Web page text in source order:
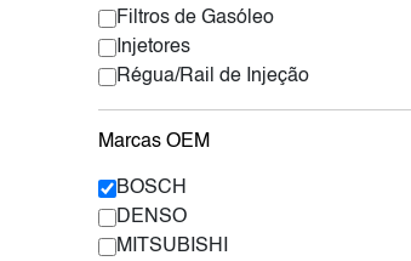
Filtros de Gasóleo
Injetores
Régua/Rail de Injeção
Marcas OEM
BOSCH
DENSO
MITSUBISHI